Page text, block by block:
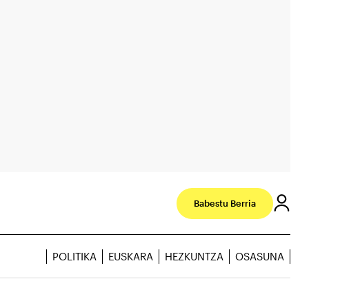
Babestu Berria
POLITIKA EUSKARA HEZKUNTZA OSASUNA